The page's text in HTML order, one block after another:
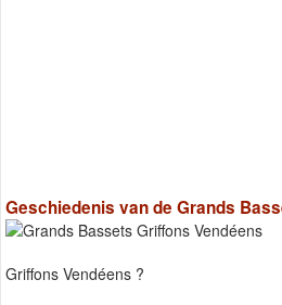
Geschiedenis van de Grands
Griffons Vendéens ?